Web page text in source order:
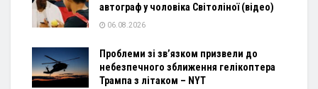
автограф у чоловіка Світоліної (відео)
06.08.2026
Проблеми зі зв’язком призвели до
небезпечного зближення гелікоптера
Трампа з літаком – NYT